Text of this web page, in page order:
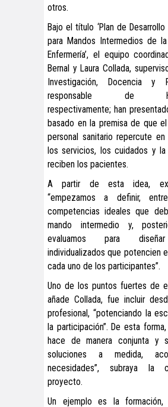
otros.
Bajo el título ‘Plan de
para Mandos Intermedios de
Enfermería’, el equipo
Bernal y Laura Collada,
Investigación, Docencia y
responsable de
respectivamente; han
basado en la premisa de que
personal sanitario repercute
los servicios, los cuidados y
reciben los pacientes.
A partir de esta idea,
“empezamos a definir,
competencias ideales que
mando intermedio y,
evaluamos para
individualizados que potencien
cada uno de los participantes”.
Uno de los puntos fuertes de
añade Collada, fue incluir
profesional, “potenciando la
la participación”. De esta
hace de manera conjunta y
soluciones a medida,
necesidades”, subraya la
proyecto.
Un ejemplo es la